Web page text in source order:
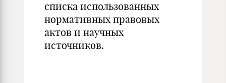
списка использованных
нормативных правовых
актов и научных
источников.